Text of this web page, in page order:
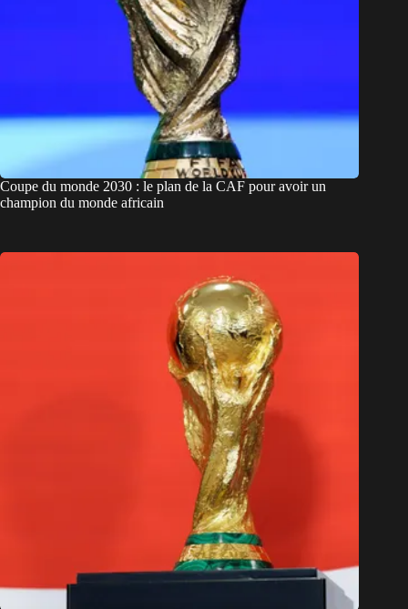
Coupe du monde 2030 : le plan de la CAF pour avoir un
champion du monde africain